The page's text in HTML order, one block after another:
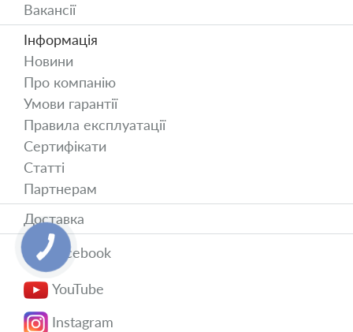
Вакансії
Інформація
Новини
Про компанію
Умови гарантії
Правила експлуатації
Сертифікати
Статті
Партнерам
Доставка
Facebook
YouTube
Instagram